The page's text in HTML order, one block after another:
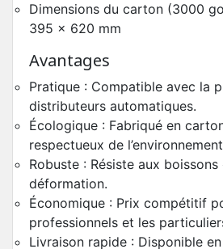
Dimensions du carton (3000
395 x 620 mm
Avantages
Pratique : Compatible avec la
distributeurs automatiques.
Écologique : Fabriqué en
respectueux de
Robuste : Résiste aux boissons
déformation.
Économique : Prix compétitif
professionnels et les
Livraison rapide : Disponible